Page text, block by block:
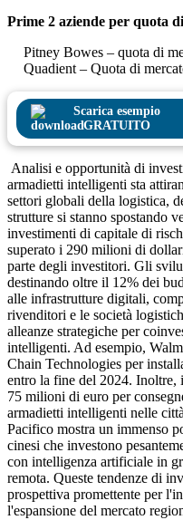
Prime 2 aziende per quota
Pitney Bowes – quota di
Quadient – ​​Quota di
Scarica esempio
GRATUITO
Analisi e opportunità di
armadietti intelligenti sta
settori globali della logistica,
strutture si stanno spostando
investimenti di capitale di
superato i 290 milioni di
parte degli investitori. Gli
destinando oltre il 12% dei
alle infrastrutture digitali,
rivenditori e le società
alleanze strategiche per
intelligenti. Ad esempio,
Chain Technologies per
entro la fine del 2024. Inoltre,
75 milioni di euro per
armadietti intelligenti nelle
Pacifico mostra un immenso
cinesi che investono
con intelligenza artificiale in
remota. Queste tendenze di
prospettiva promettente per
l'espansione del mercato